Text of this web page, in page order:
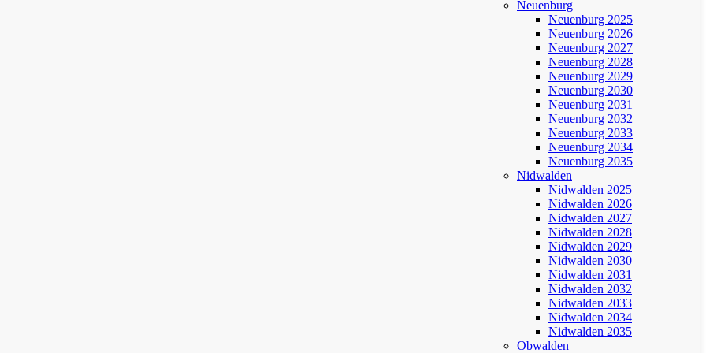
Neuenburg
Neuenburg 2025
Neuenburg 2026
Neuenburg 2027
Neuenburg 2028
Neuenburg 2029
Neuenburg 2030
Neuenburg 2031
Neuenburg 2032
Neuenburg 2033
Neuenburg 2034
Neuenburg 2035
Nidwalden
Nidwalden 2025
Nidwalden 2026
Nidwalden 2027
Nidwalden 2028
Nidwalden 2029
Nidwalden 2030
Nidwalden 2031
Nidwalden 2032
Nidwalden 2033
Nidwalden 2034
Nidwalden 2035
Obwalden